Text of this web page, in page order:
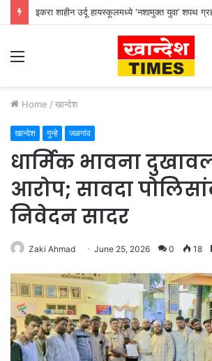
इकरा शाहीन उर्दू हायस्कूलमध्ये ‘नशामुक्त युवा’ शपथ
Menu
Home / खान्देश
खान्देश गुन्हे जळगांव
धार्मिक भावना
आरोप; सावदा
निवेदन सादर
Zaki Ahmad June 25, 2026 0 18